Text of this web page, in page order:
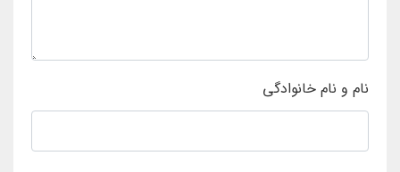
نام و نام خانوادگی